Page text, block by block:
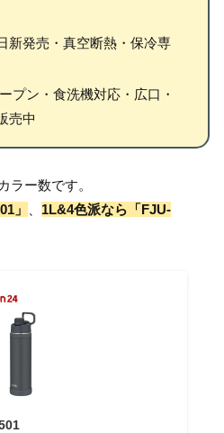
新発売・真空断熱・保冷専
プン・食洗機対応・広口・
売中
ラー数です。
01」
1L&4色派なら「FJU-